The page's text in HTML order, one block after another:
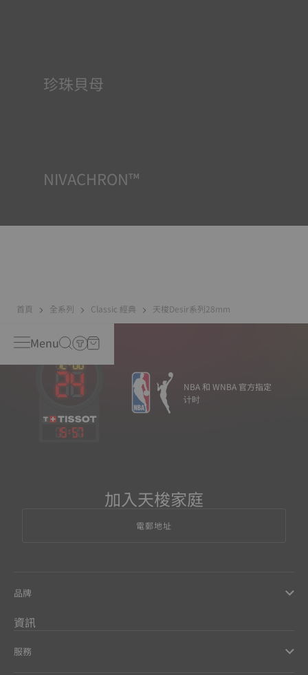
珍珠貝母
NIVACHRON™
首頁 全系列 Classic 經典 天梭Desir系列28mm
Menu
15:57
NBA 和 WNBA 官方指定
计时
加入天梭家庭
電郵地址
品牌
資訊
服務